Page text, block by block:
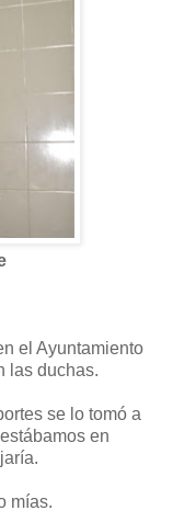
el Ayuntamiento
las duchas.
se lo tomó a
en
mías.